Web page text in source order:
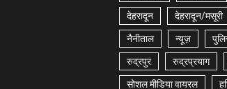
देहरादून देहरादून/मसूरी
नैनीताल न्यूज़
रुद्रपुर रुद्रप्रयाग
सोशल मीडिया वायरल